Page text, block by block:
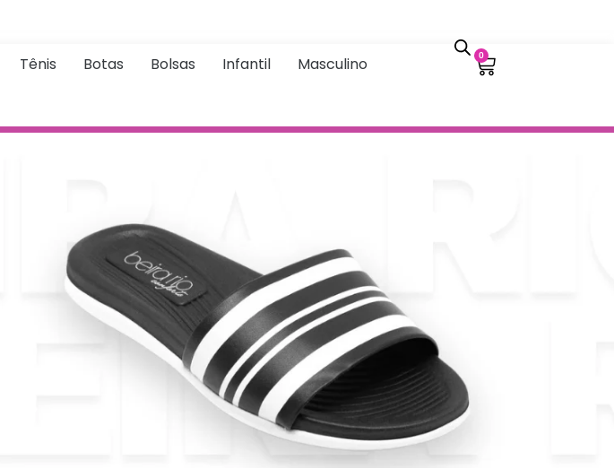
0
Tênis Botas Bolsas Infantil
Masculino